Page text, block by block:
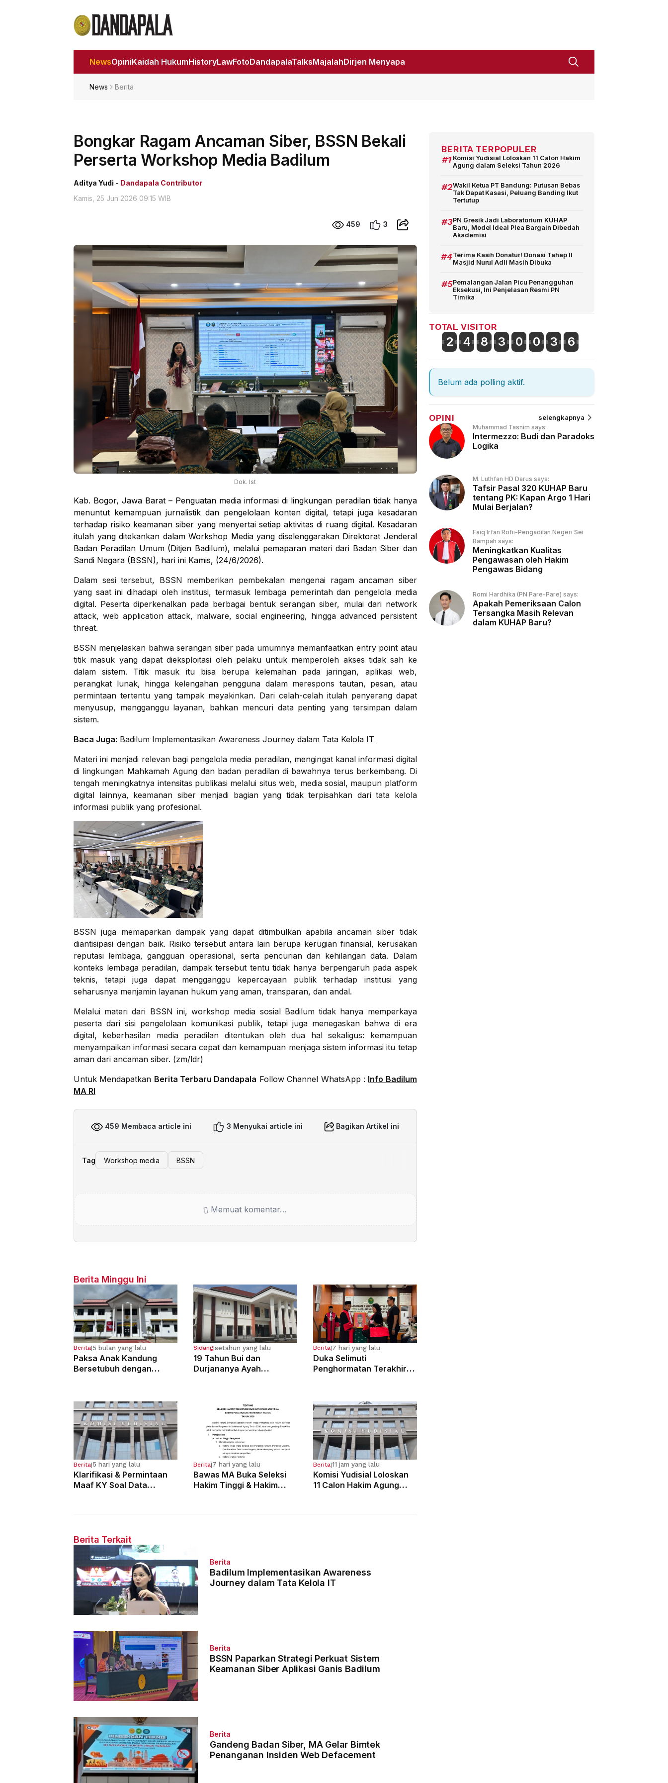
NewsOpiniKaidah HukumHistoryLawFotoDandapalaTalksMajalahDirjen Menyapa
News Berita
Bongkar Ragam Ancaman Siber, BSSN Bekali
Perserta Workshop Media Badilum
Aditya Yudi - Dandapala Contributor
Kamis, 25 Jun 2026 09:15 WIB
459 3
Dok. Ist
Kab. Bogor, Jawa Barat – Penguatan media informasi di lingkungan peradilan tidak hanya
menuntut kemampuan jurnalistik dan pengelolaan konten digital, tetapi juga kesadaran
terhadap risiko keamanan siber yang menyertai setiap aktivitas di ruang digital. Kesadaran
itulah yang ditekankan dalam Workshop Media yang diselenggarakan Direktorat Jenderal
Badan Peradilan Umum (Ditjen Badilum), melalui pemaparan materi dari Badan Siber dan
Sandi Negara (BSSN), hari ini Kamis, (24/6/2026).
Dalam sesi tersebut, BSSN memberikan pembekalan mengenai ragam ancaman siber
yang saat ini dihadapi oleh institusi, termasuk lembaga pemerintah dan pengelola media
digital. Peserta diperkenalkan pada berbagai bentuk serangan siber, mulai dari network
attack, web application attack, malware, social engineering, hingga advanced persistent
threat.
BSSN menjelaskan bahwa serangan siber pada umumnya memanfaatkan entry point atau
titik masuk yang dapat dieksploitasi oleh pelaku untuk memperoleh akses tidak sah ke
dalam sistem. Titik masuk itu bisa berupa kelemahan pada jaringan, aplikasi web,
perangkat lunak, hingga kelengahan pengguna dalam merespons tautan, pesan, atau
permintaan tertentu yang tampak meyakinkan. Dari celah-celah itulah penyerang dapat
menyusup, mengganggu layanan, bahkan mencuri data penting yang tersimpan dalam
sistem.
Baca Juga: Badilum Implementasikan Awareness Journey dalam Tata Kelola IT
Materi ini menjadi relevan bagi pengelola media peradilan, mengingat kanal informasi digital
di lingkungan Mahkamah Agung dan badan peradilan di bawahnya terus berkembang. Di
tengah meningkatnya intensitas publikasi melalui situs web, media sosial, maupun platform
digital lainnya, keamanan siber menjadi bagian yang tidak terpisahkan dari tata kelola
informasi publik yang profesional.
BSSN juga memaparkan dampak yang dapat ditimbulkan apabila ancaman siber tidak
diantisipasi dengan baik. Risiko tersebut antara lain berupa kerugian finansial, kerusakan
reputasi lembaga, gangguan operasional, serta pencurian dan kehilangan data. Dalam
konteks lembaga peradilan, dampak tersebut tentu tidak hanya berpengaruh pada aspek
teknis, tetapi juga dapat mengganggu kepercayaan publik terhadap institusi yang
seharusnya menjamin layanan hukum yang aman, transparan, dan andal.
Melalui materi dari BSSN ini, workshop media sosial Badilum tidak hanya memperkaya
peserta dari sisi pengelolaan komunikasi publik, tetapi juga menegaskan bahwa di era
digital, keberhasilan media peradilan ditentukan oleh dua hal sekaligus: kemampuan
menyampaikan informasi secara cepat dan kemampuan menjaga sistem informasi itu tetap
aman dari ancaman siber. (zm/ldr)
Untuk Mendapatkan Berita Terbaru Dandapala Follow Channel WhatsApp : Info Badilum
MA RI
459 Membaca article ini 3 Menyukai article ini Bagikan Artikel ini
Tag Workshop media BSSN
Memuat komentar…
Berita Minggu Ini
Berita|5 bulan yang lalu
Paksa Anak Kandung
Bersetubuh dengan
Sidang|setahun yang lalu
19 Tahun Bui dan
Durjananya Ayah
Berita|7 hari yang lalu
Duka Selimuti
Penghormatan Terakhir
Berita|5 hari yang lalu
Klarifikasi & Permintaan
Maaf KY Soal Data
Berita|7 hari yang lalu
Bawas MA Buka Seleksi
Hakim Tinggi & Hakim
Berita|11 jam yang lalu
Komisi Yudisial Loloskan
11 Calon Hakim Agung
Berita Terkait
Berita
Badilum Implementasikan Awareness
Journey dalam Tata Kelola IT
Berita
BSSN Paparkan Strategi Perkuat Sistem
Keamanan Siber Aplikasi Ganis Badilum
Berita
Gandeng Badan Siber, MA Gelar Bimtek
Penanganan Insiden Web Defacement
BERITA TERPOPULER
#1 Komisi Yudisial Loloskan 11 Calon Hakim
Agung dalam Seleksi Tahun 2026
#2Wakil Ketua PT Bandung: Putusan Bebas
Tak Dapat Kasasi, Peluang Banding Ikut
Tertutup
#3PN Gresik Jadi Laboratorium KUHAP
Baru, Model Ideal Plea Bargain Dibedah
Akademisi
#4Terima Kasih Donatur! Donasi Tahap II
Masjid Nurul Adli Masih Dibuka
#5Pemalangan Jalan Picu Penangguhan
Eksekusi, Ini Penjelasan Resmi PN
Timika
TOTAL VISITOR
2 4 8 3 0 0 3 6
Belum ada polling aktif.
OPINI selengkapnya
Muhammad Tasnim says:
Intermezzo: Budi dan Paradoks
Logika
M. Luthfan HD Darus says:
Tafsir Pasal 320 KUHAP Baru
tentang PK: Kapan Argo 1 Hari
Mulai Berjalan?
Faiq Irfan Rofii-Pengadilan Negeri Sei
Rampah says:
Meningkatkan Kualitas
Pengawasan oleh Hakim
Pengawas Bidang
Romi Hardhika (PN Pare-Pare) says:
Apakah Pemeriksaan Calon
Tersangka Masih Relevan
dalam KUHAP Baru?